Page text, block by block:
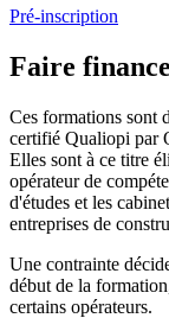
Pré-inscription
Faire
Ces formations sont
certifié Qualiopi par
Elles sont à ce titre
opérateur de
d'études et les
entreprises de
Une contrainte
début de la
certains opérateurs.